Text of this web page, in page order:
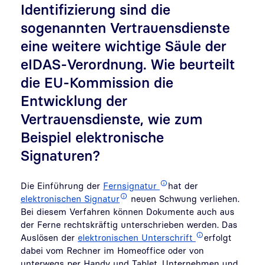
Identifizierung sind die
sogenannten Vertrauensdienste
eine weitere wichtige Säule der
eIDAS-Verordnung. Wie beurteilt
die EU-Kommission die
Entwicklung der
Vertrauensdienste, wie zum
Beispiel elektronische
Signaturen?
Die Einführung der Fernsignatur
hat der
elektronischen Signatur
neuen Schwung verliehen.
Bei diesem Verfahren können Dokumente auch aus
der Ferne rechtskräftig unterschrieben werden. Das
Auslösen der elektronischen Unterschrift
erfolgt
dabei vom Rechner im Homeoffice oder von